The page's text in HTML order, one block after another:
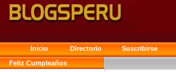
Inicio Directorio Suscribirse
Feliz Cumpleaños